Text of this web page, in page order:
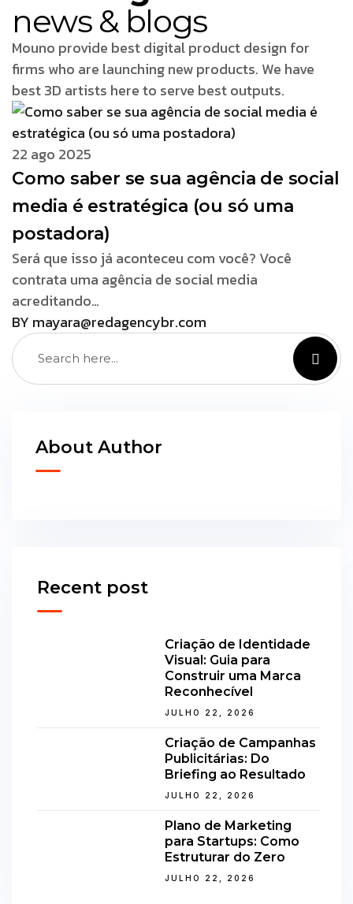
news & blogs
Mouno provide best digital product design for
firms who are launching new products. We have
best 3D artists here to serve best outputs.
22 ago 2025
Como saber se sua agência de social
media é estratégica (ou só uma
postadora)
Será que isso já aconteceu com você? Você
contrata uma agência de social media
acreditando…
BY mayara@redagencybr.com
About Author
Recent post
Criação de Identidade
Visual: Guia para
Construir uma Marca
Reconhecível
JULHO 22, 2026
Criação de Campanhas
Publicitárias: Do
Briefing ao Resultado
JULHO 22, 2026
Plano de Marketing
para Startups: Como
Estruturar do Zero
JULHO 22, 2026